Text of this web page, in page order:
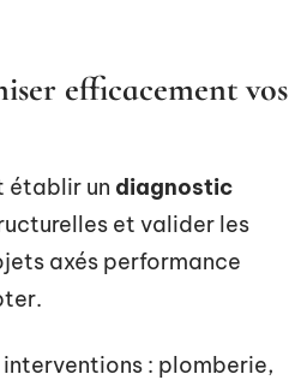
efficacement vos
établir un diagnostic
et valider les
axés performance
interventions : plomberie,